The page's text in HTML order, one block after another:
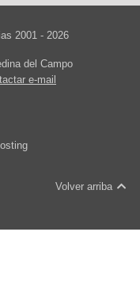
2001 - 2026
del Campo
e-mail
Volver arriba